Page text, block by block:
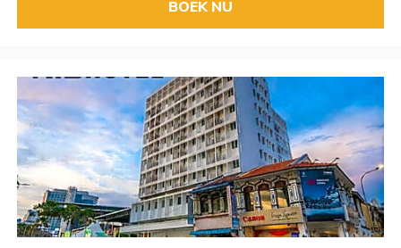
BOEK NU